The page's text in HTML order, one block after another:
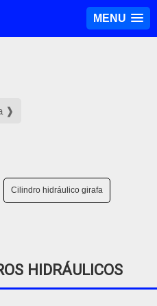
MENU
❱
Cilindro hidráulico girafa
HIDRÁULICOS